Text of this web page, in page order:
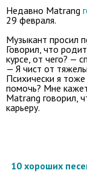
Недавно Matrang
29 февраля.
Музыкант просил
Говорил, что
курсе, от чего? —
— Я чист от
Психически я
помочь? Мне
Matrang говорил,
карьеру.
10 хороших